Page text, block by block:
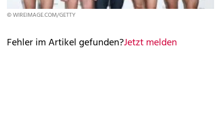
© WIREIMAGE.COM/GETTY
Fehler im Artikel gefunden?Jetzt melden